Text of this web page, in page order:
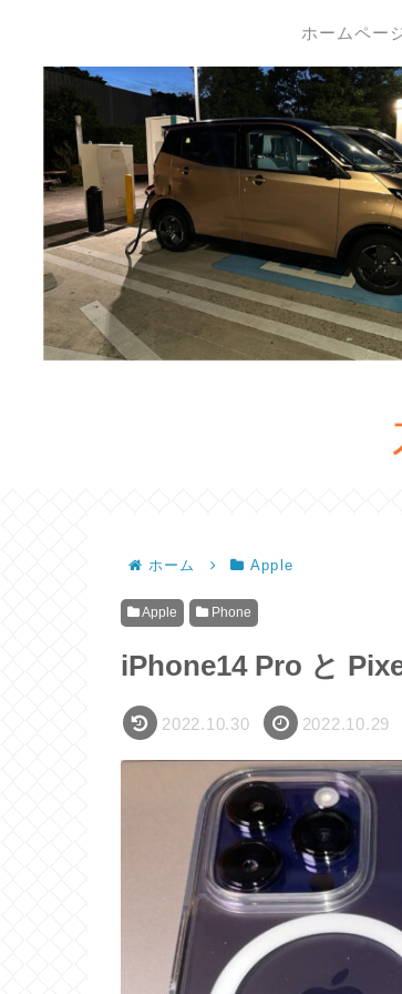
ホームペー
ホーム Apple
Apple Phone
iPhone14 Pro と
2022.10.30 2022.10.29